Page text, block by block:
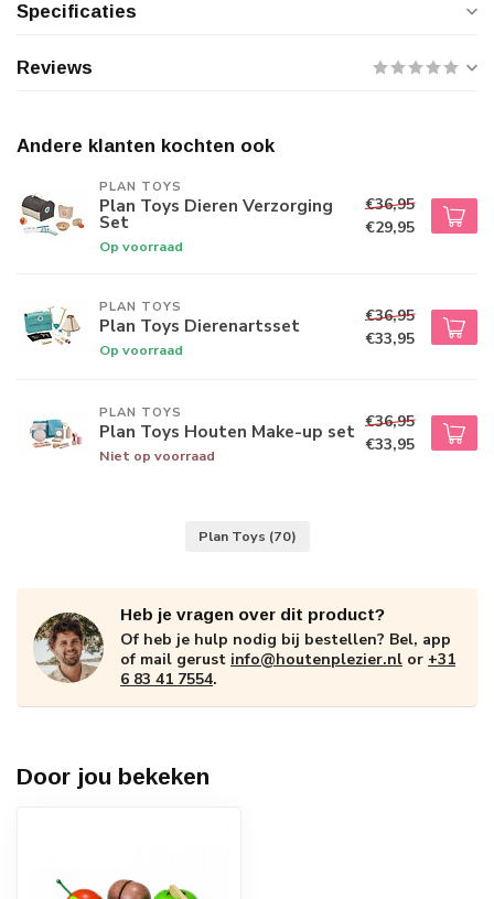
Specificaties
Reviews
Andere klanten kochten ook
PLAN TOYS
Plan Toys Dieren Verzorging
Set
Op voorraad
€36,95
€29,95
PLAN TOYS
Plan Toys Dierenartsset
Op voorraad
€36,95
€33,95
PLAN TOYS
Plan Toys Houten Make-up set
Niet op voorraad
€36,95
€33,95
Plan Toys (70)
Heb je vragen over dit product?
Of heb je hulp nodig bij bestellen? Bel, app
of mail gerust info@houtenplezier.nl or +31
6 83 41 7554.
Door jou bekeken